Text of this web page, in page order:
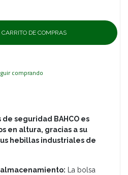
comprando
de seguridad BAHCO es
en altura, gracias a su
hebillas industriales de
La bolsa